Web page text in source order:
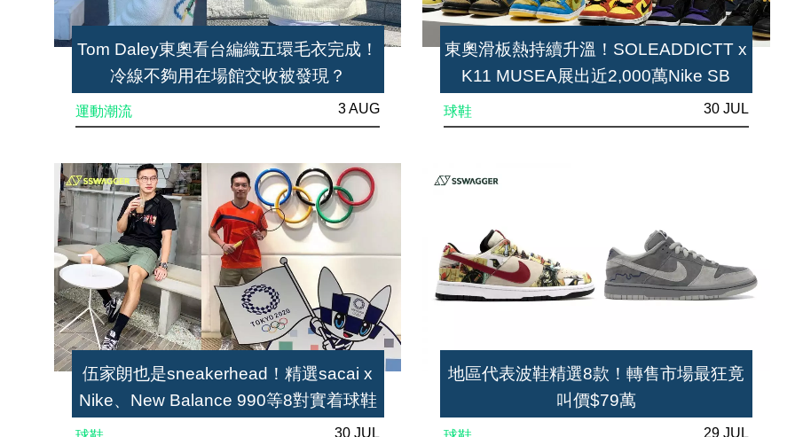
Tom Daley東奧看台編織五環毛衣完成！
冷線不夠用在場館交收被發現？
運動潮流 3 AUG
伍家朗也是sneakerhead！精選sacai x
Nike、New Balance 990等8對實着球鞋
30 JUL
東奧滑板熱持續升溫！SOLEADDICTT x
K11 MUSEA展出近2,000萬Nike SB
球鞋 30 JUL
地區代表波鞋精選8款！轉售市場最狂竟
叫價$79萬
29 JUL